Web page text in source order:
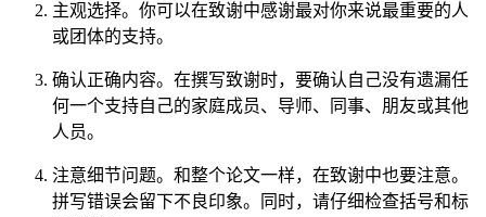
主观选择。你可以在致谢中感谢最对你来说最重要的人
或团体的支持。
确认正确内容。在撰写致谢时，要确认自己没有遗漏任
何一个支持自己的家庭成员、导师、同事、朋友或其他
人员。
注意细节问题。和整个论文一样，在致谢中也要注意。
拼写错误会留下不良印象。同时，请仔细检查括号和标